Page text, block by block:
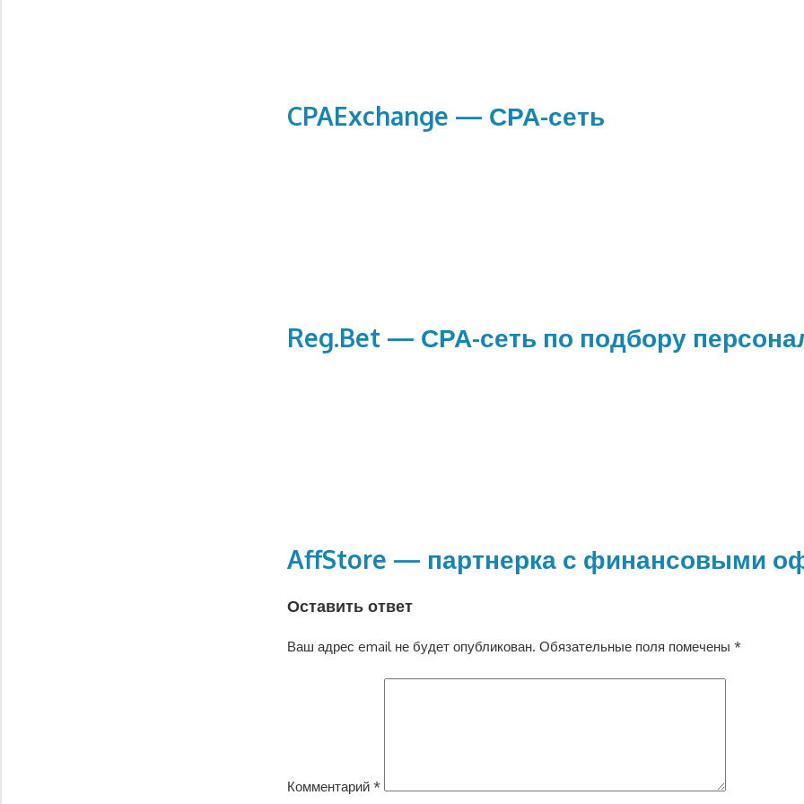
CPAExchange — СРА-сеть
Reg.Bet — СРА-сеть по подбору
AffStore — партнерка с финансовыми
Оставить ответ
Ваш адрес email не будет опубликован. Обязательные поля помечены*
Комментарий*